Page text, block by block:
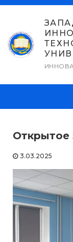
Перейти
содержимому
Открытое
3.03.2025